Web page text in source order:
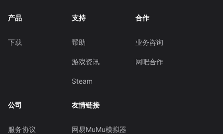
产品
下载
支持
帮助
游戏资讯
Steam
合作
业务咨询
网吧合作
公司
服务协议
友情链接
网易MuMu模拟器